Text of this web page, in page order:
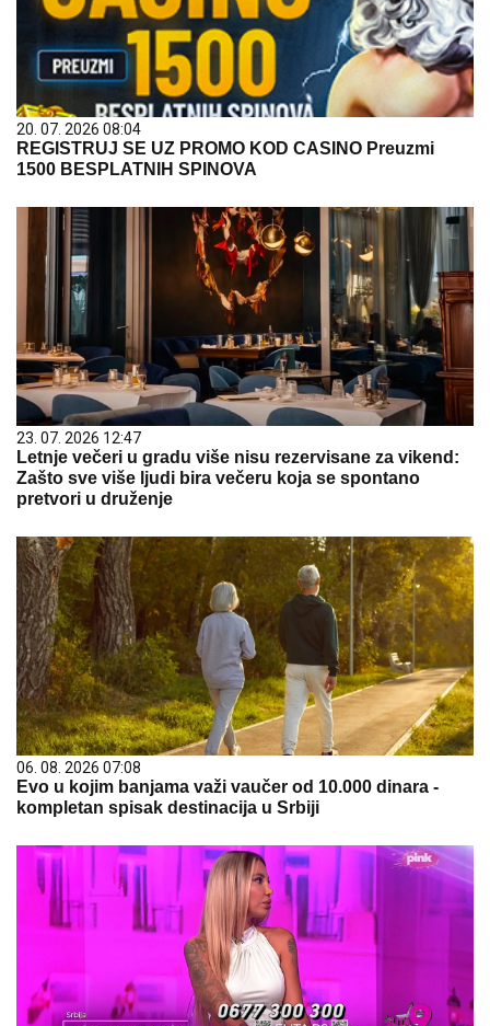
20. 07. 2026 08:04
REGISTRUJ SE UZ PROMO KOD CASINO Preuzmi
1500 BESPLATNIH SPINOVA
23. 07. 2026 12:47
Letnje večeri u gradu više nisu rezervisane za vikend:
Zašto sve više ljudi bira večeru koja se spontano
pretvori u druženje
06. 08. 2026 07:08
Evo u kojim banjama važi vaučer od 10.000 dinara -
kompletan spisak destinacija u Srbiji